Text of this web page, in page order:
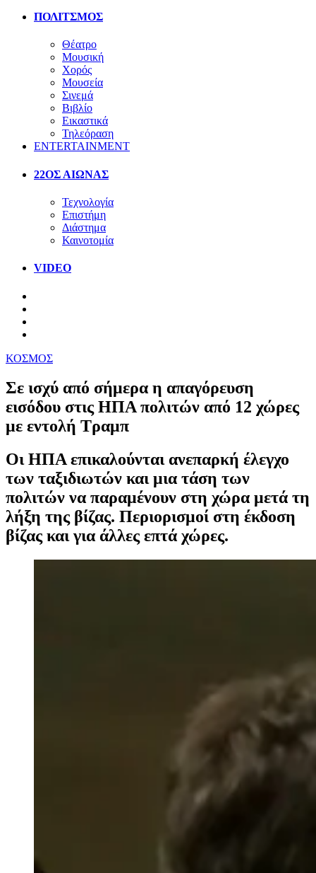
ΠΟΛΙΤΣΜΟΣ
Θέατρο
Μουσική
Χορός
Μουσεία
Σινεμά
Βιβλίο
Εικαστικά
Τηλεόραση
ENTERTAINMENT
22ΟΣ ΑΙΩΝΑΣ
Τεχνολογία
Επιστήμη
Διάστημα
Καινοτομία
VIDEO
ΚΟΣΜΟΣ
Σε ισχύ από σήμερα η απαγόρευση
εισόδου στις ΗΠΑ πολιτών από 12 χώρες
με εντολή Τραμπ
Οι ΗΠΑ επικαλούνται ανεπαρκή έλεγχο
των ταξιδιωτών και μια τάση των
πολιτών να παραμένουν στη χώρα μετά τη
λήξη της βίζας. Περιορισμοί στη έκδοση
βίζας και για άλλες επτά χώρες.